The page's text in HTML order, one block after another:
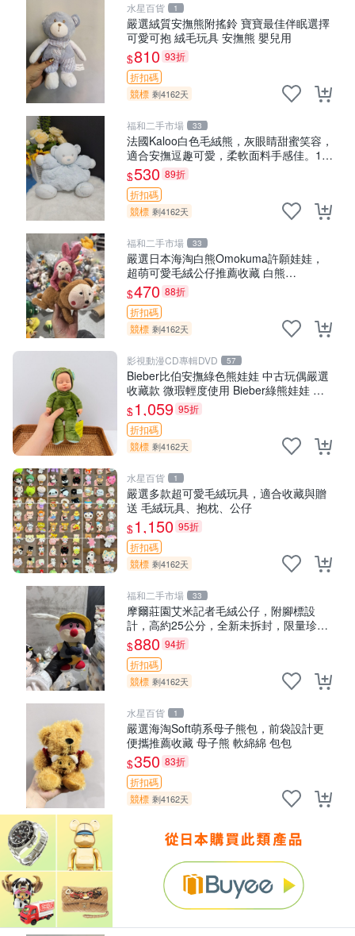
水星百貨 1
嚴選絨質安撫熊附搖鈴 寶寶最佳伴眠選擇
可愛可抱 絨毛玩具 安撫熊 嬰兒用
$810 93折
折扣碼
競標 剩4162天
福和二手市場 33
法國Kaloo白色毛絨熊，灰眼睛甜蜜笑容，
適合安撫逗趣可愛，柔軟面料手感佳。14
白色安撫熊 毛絨玩具 寶寶逗樂具
$530 89折
折扣碼
競標 剩4162天
福和二手市場 33
嚴選日本海淘白熊Omokuma許願娃娃，
超萌可愛毛絨公仔推薦收藏 白熊
Omokuma 毛絨玩具 偽裝娃娃 玩具擺飾
$470 88折
折扣碼
競標 剩4162天
影視動漫CD專輯DVD 57
Bieber比伯安撫綠色熊娃娃 中古玩偶嚴選
收藏款 微瑕輕度使用 Bieber綠熊娃娃 中
古玩偶 微瑕
$1,059 95折
折扣碼
競標 剩4162天
水星百貨 1
嚴選多款超可愛毛絨玩具，適合收藏與贈
送 毛絨玩具、抱枕、公仔
$1,150 95折
折扣碼
競標 剩4162天
福和二手市場 33
摩爾莊園艾米記者毛絨公仔，附腳標設
計，高約25公分，全新未拆封，限量珍
藏。艾米記者 毛絨公仔 超萌玩偶
$880 94折
折扣碼
競標 剩4162天
水星百貨 1
嚴選海淘Soft萌系母子熊包，前袋設計更
便攜推薦收藏 母子熊 軟綿綿 包包
$350 83折
折扣碼
競標 剩4162天